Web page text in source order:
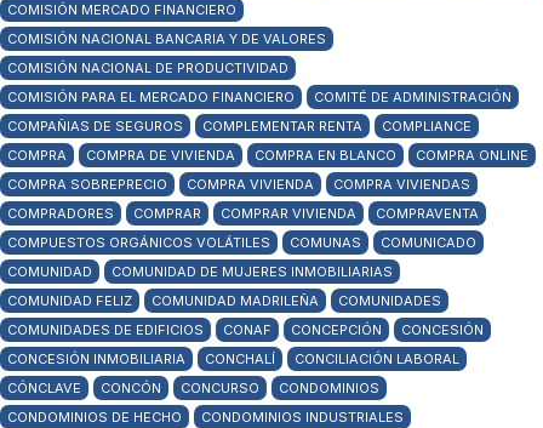
COMISIÓN MERCADO FINANCIERO
COMISIÓN NACIONAL BANCARIA Y DE VALORES
COMISIÓN NACIONAL DE PRODUCTIVIDAD
COMISIÓN PARA EL MERCADO FINANCIERO
COMITÉ DE ADMINISTRACIÓN
COMPAÑIAS DE SEGUROS
COMPLEMENTAR RENTA
COMPLIANCE
COMPRA
COMPRA DE VIVIENDA COMPRA EN BLANCO
COMPRA ONLINE
COMPRA SOBREPRECIO
COMPRA VIVIENDA
COMPRA VIVIENDAS
COMPRADORES
COMPRAR COMPRAR VIVIENDA
COMPRAVENTA
COMPUESTOS ORGÁNICOS VOLÁTILES
COMUNAS
COMUNICADO
COMUNIDAD
COMUNIDAD DE MUJERES INMOBILIARIAS
COMUNIDAD FELIZ
COMUNIDAD MADRILEÑA
COMUNIDADES
COMUNIDADES DE EDIFICIOS
CONAF CONCEPCIÓN
CONCESIÓN
CONCESIÓN INMOBILIARIA
CONCHALÍ
CONCILIACIÓN LABORAL
CÓNCLAVE
CONCÓN CONCURSO
CONDOMINIOS
CONDOMINIOS DE HECHO
CONDOMINIOS INDUSTRIALES